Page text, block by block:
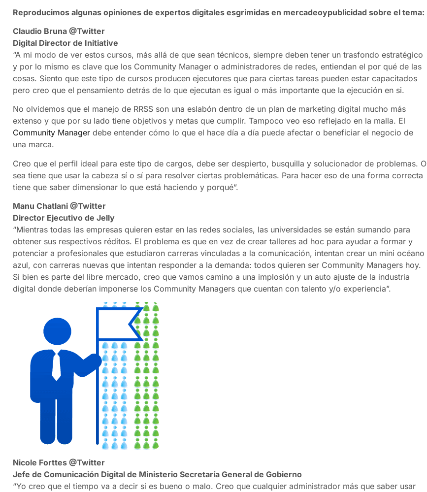
Reproducimos algunas opiniones de expertos digitales esgrimidas en mercadeoypublicidad sobre el tema:
Claudio Bruna @Twitter
Digital Director de Initiative
“A mi modo de ver estos cursos, más allá de que sean técnicos, siempre deben tener un trasfondo estratégico
y por lo mismo es clave que los Community Manager o administradores de redes, entiendan el por qué de las
cosas. Siento que este tipo de cursos producen ejecutores que para ciertas tareas pueden estar capacitados
pero creo que el pensamiento detrás de lo que ejecutan es igual o más importante que la ejecución en si.
No olvidemos que el manejo de RRSS son una eslabón dentro de un plan de marketing digital mucho más
extenso y que por su lado tiene objetivos y metas que cumplir. Tampoco veo eso reflejado en la malla. El
Community Manager debe entender cómo lo que el hace día a día puede afectar o beneficiar el negocio de
una marca.
Creo que el perfil ideal para este tipo de cargos, debe ser despierto, busquilla y solucionador de problemas. O
sea tiene que usar la cabeza sí o sí para resolver ciertas problemáticas. Para hacer eso de una forma correcta
tiene que saber dimensionar lo que está haciendo y porqué”.
Manu Chatlani @Twitter
Director Ejecutivo de Jelly
“Mientras todas las empresas quieren estar en las redes sociales, las universidades se están sumando para
obtener sus respectivos réditos. El problema es que en vez de crear talleres ad hoc para ayudar a formar y
potenciar a profesionales que estudiaron carreras vinculadas a la comunicación, intentan crear un mini océano
azul, con carreras nuevas que intentan responder a la demanda: todos quieren ser Community Managers hoy.
Si bien es parte del libre mercado, creo que vamos camino a una implosión y un auto ajuste de la industria
digital donde deberían imponerse los Community Managers que cuentan con talento y/o experiencia”.
Nicole Forttes @Twitter
Jefe de Comunicación Digital de Ministerio Secretaría General de Gobierno
“Yo creo que el tiempo va a decir si es bueno o malo. Creo que cualquier administrador más que saber usar